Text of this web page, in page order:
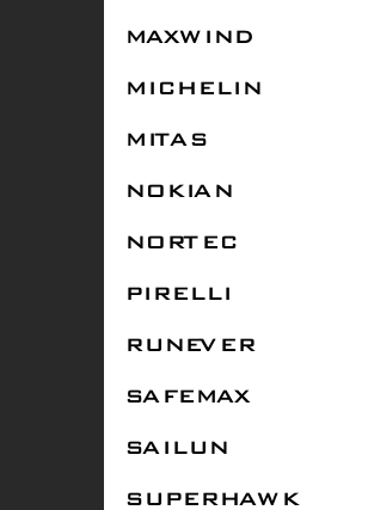
MAXWIND
MICHELIN
MITAS
NOKIAN
NORTEC
PIRELLI
RUNEVER
SAFEMAX
SAILUN
SUPERHAWK